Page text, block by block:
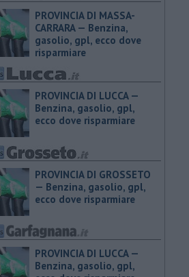
PROVINCIA DI MASSA-
CARRARA — ​Benzina,
gasolio, gpl, ecco dove
risparmiare
PROVINCIA DI LUCCA — ​
Benzina, gasolio, gpl,
ecco dove risparmiare
PROVINCIA DI GROSSETO
— ​Benzina, gasolio, gpl,
ecco dove risparmiare
PROVINCIA DI LUCCA — ​
Benzina, gasolio, gpl,